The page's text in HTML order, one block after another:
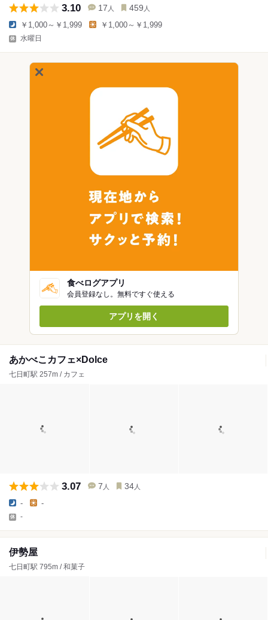
3.10 17 人 459 人
￥1,000～￥1,999 ￥1,000～￥1,999
水曜日
食べログアプリ
会員登録なし。無料ですぐ使える
アプリを開く
あかべこカフェ×Dolce
七日町駅 257m / カフェ
3.07 7 人 34 人
- -
-
伊勢屋
七日町駅 795m / 和菓子